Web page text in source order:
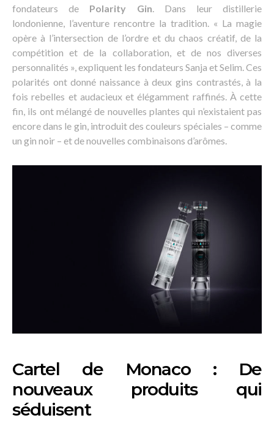
fondateurs de Polarity Gin. Dans leur distillerie
londonienne, l’aventure rencontre la tradition. « La magie
opère à l’intersection de l’ordre et du chaos créatif, de la
compétition et de la collaboration, et de nos diverses
personnalités », expliquent les fondateurs Sanja et Selim. Ces
polarités ont donné naissance à deux gins contrastés, à la
fois rebelles et audacieux et élégamment raffinés. À cette
fin, ils ont mélangé de nouvelles plantes qui n’existaient pas
encore dans le gin, introduit des couleurs spéciales – comme
un gin noir – et de nouvelles combinaisons d’arômes.
Cartel de Monaco : De
nouveaux produits qui
séduisent